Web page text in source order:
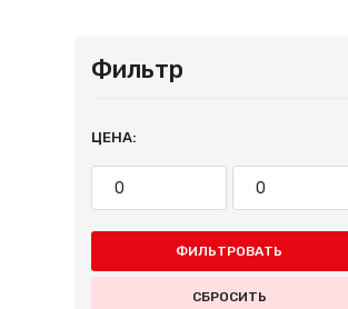
Фильтр
ЦЕНА:
ФИЛЬТРОВАТЬ
СБРОСИТЬ